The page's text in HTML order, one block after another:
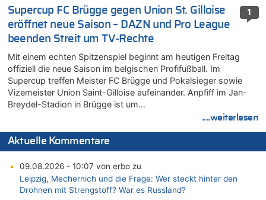
1
Supercup FC Brügge gegen Union St. Gilloise
eröffnet neue Saison – DAZN und Pro League
beenden Streit um TV-Rechte
Mit einem echten Spitzenspiel beginnt am heutigen Freitag
offiziell die neue Saison im belgischen Profifußball. Im
Supercup treffen Meister FC Brügge und Pokalsieger sowie
Vizemeister Union Saint-Gilloise aufeinander. Anpfiff im Jan-
Breydel-Stadion in Brügge ist um…
....weiterlesen
Aktuelle Kommentare
09.08.2026 - 10:07 von erbo zu
Leipzig, Mechernich und die Frage: Wer steckt hinter den
Drohnen mit Strengstoff? War es Russland?